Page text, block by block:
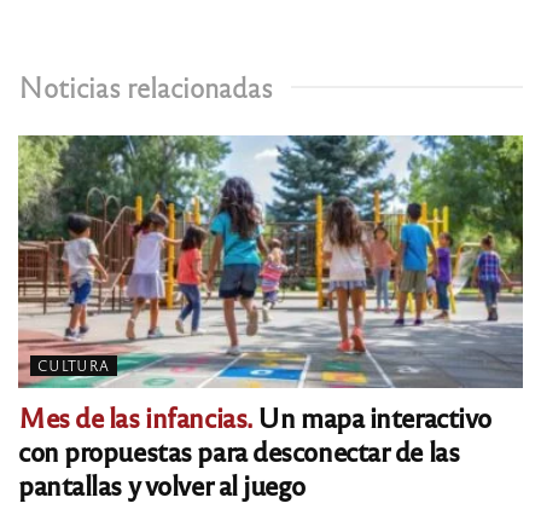
Noticias relacionadas
CULTURA
Mes de las infancias.Un mapa interactivo
con propuestas para desconectar de las
pantallas y volver al juego